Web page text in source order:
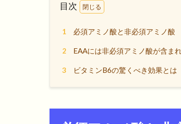
目次
1 必須アミノ酸と非必須アミノ酸
2 EAAには非必須アミノ酸が含ま
3 ビタミンB6の驚くべき効果とは